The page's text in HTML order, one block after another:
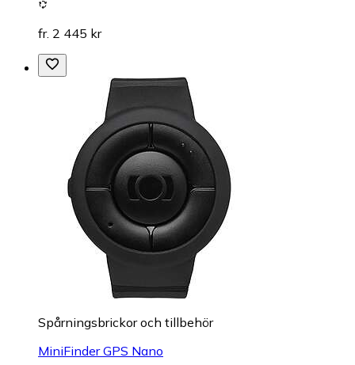
fr. 2 445 kr
Spårningsbrickor och tillbehör
MiniFinder GPS Nano